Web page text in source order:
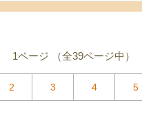
1ページ （全39ページ中）
2 3 4 5